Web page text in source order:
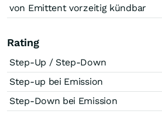
von Emittent vorzeitig kündbar
Rating
Step-Up / Step-Down
Step-up bei Emission
Step-Down bei Emission